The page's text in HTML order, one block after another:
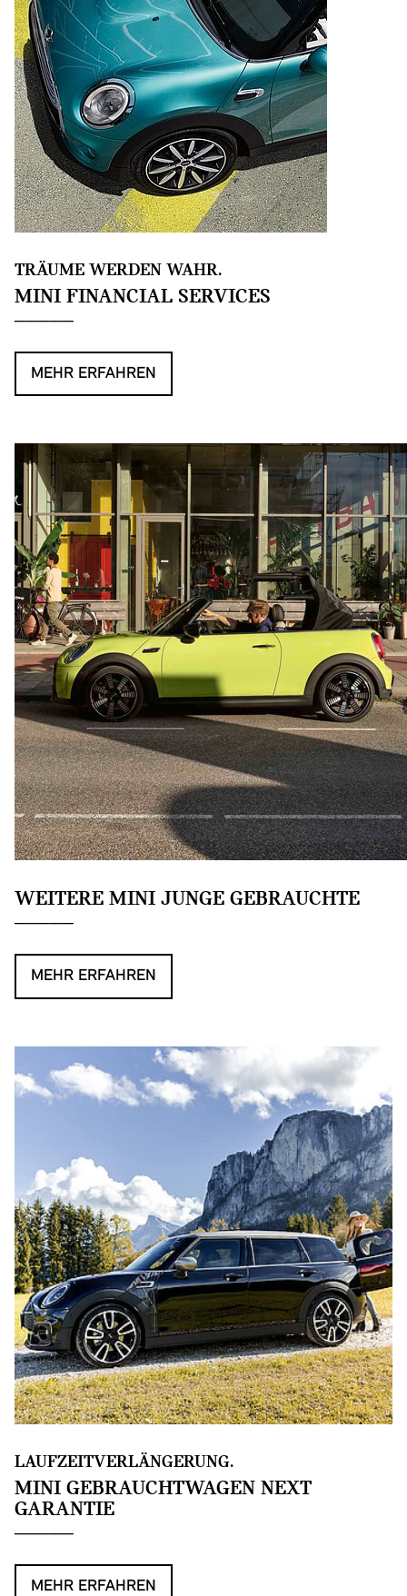
TRÄUME WERDEN WAHR.
MINI FINANCIAL SERVICES
MEHR ERFAHREN
WEITERE MINI JUNGE GEBRAUCHTE
MEHR ERFAHREN
LAUFZEITVERLÄNGERUNG.
MINI GEBRAUCHTWAGEN NEXT
GARANTIE
MEHR ERFAHREN